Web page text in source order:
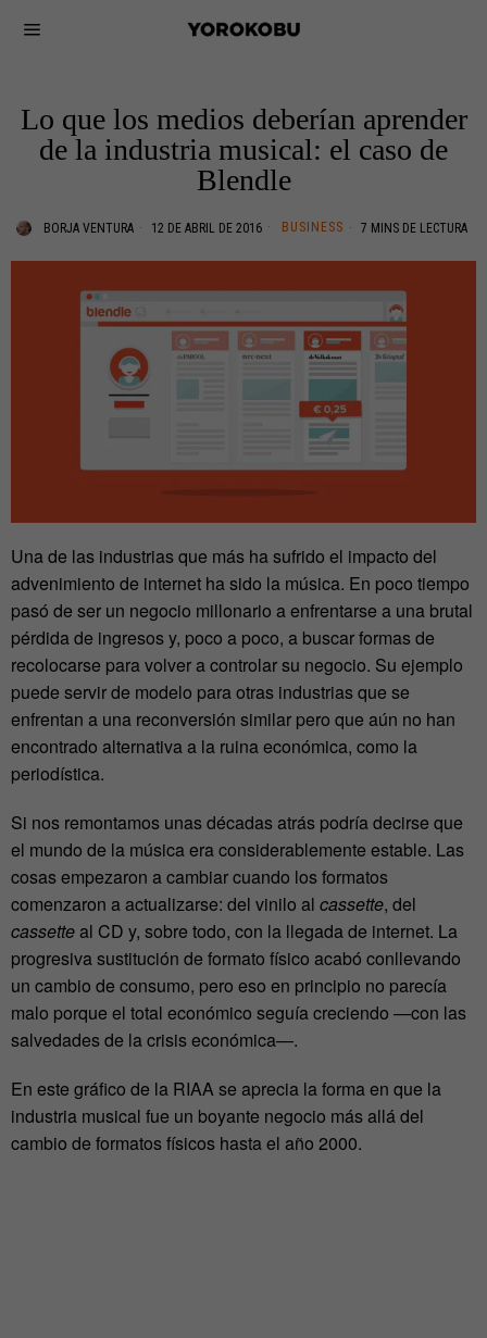
Lo que los medios deberían aprender
de la industria musical: el caso de
Blendle
BORJA VENTURA 12 DE ABRIL DE 2016 BUSINESS 7 MINS DE LECTURA
Una de las industrias que más ha sufrido el impacto del
advenimiento de internet ha sido la música. En poco tiempo
pasó de ser un negocio millonario a enfrentarse a una brutal
pérdida de ingresos y, poco a poco, a buscar formas de
recolocarse para volver a controlar su negocio. Su ejemplo
puede servir de modelo para otras industrias que se
enfrentan a una reconversión similar pero que aún no han
encontrado alternativa a la ruina económica, como la
periodística.
Si nos remontamos unas décadas atrás podría decirse que
el mundo de la música era considerablemente estable. Las
cosas empezaron a cambiar cuando los formatos
comenzaron a actualizarse: del vinilo al cassette, del
cassetteal CD y, sobre todo, con la llegada de internet. La
progresiva sustitución de formato físico acabó conllevando
un cambio de consumo, pero eso en principio no parecía
malo porque el total económico seguía creciendo —con las
salvedades de la crisis económica—.
En este gráfico de la RIAA se aprecia la forma en que la
industria musical fue un boyante negocio más allá del
cambio de formatos físicos hasta el año 2000.